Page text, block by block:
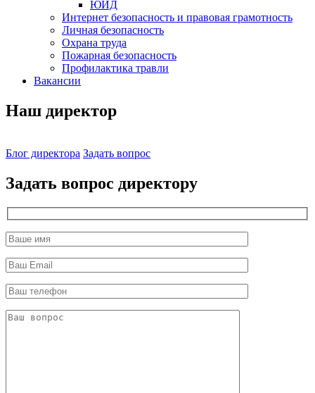
ЮИД
Интернет безопасность и правовая грамотность
Личная безопасность
Охрана труда
Пожарная безопасность
Профилактика травли
Вакансии
Наш директор
Блог директора Задать вопрос
Задать вопрос директору